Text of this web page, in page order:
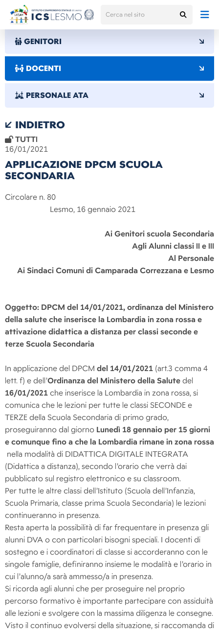
GENITORI
DOCENTI
PERSONALE ATA
INDIETRO
TUTTI
16/01/2021
APPLICAZIONE DPCM SCUOLA
SECONDARIA
Circolare n. 80
Lesmo, 16 gennaio 2021
Ai Genitori scuola Secondaria
Agli Alunni classi II e III
Al Personale
Ai Sindaci Comuni di Camparada Correzzana e Lesmo
Oggetto: DPCM del 14/01/2021, ordinanza del Ministero
della salute che inserisce la Lombardia in zona rossa e
attivazione didattica a distanza per classi seconde e
terze Scuola Secondaria
In applicazione del DPCM del 14/01/2021 (art.3 comma 4
lett. f) e dell’Ordinanza del Ministero della Salute del
16/01/2021 che inserisce la Lombardia in zona rossa, si
comunica che le lezioni per tutte le classi SECONDE e
TERZE della Scuola Secondaria di primo grado,
proseguiranno dal giorno Lunedì 18 gennaio per 15 giorni
e comunque fino a che la Lombardia rimane in zona rossa
nella modalità di DIDATTICA DIGITALE INTEGRATA
(Didattica a distanza), secondo l’orario che verrà dai
pubblicato sul registro elettronico e su classroom.
Per tutte le altre classi dell’Istituto (Scuola dell’Infanzia,
Scuola Primaria, classe prima Scuola Secondaria) le lezioni
continueranno in presenza.
Resta aperta la possibilità di far frequentare in presenza gli
alunni DVA o con particolari bisogni speciali. I docenti di
sostegno e i coordinatori di classe si accorderanno con le
singole famiglie, definiranno insieme le modalità e l’orario in
cui l’alunno/a sarà ammesso/a in presenza.
Si ricorda agli alunni che per proseguire nel proprio
percorso formativo è importante partecipare con assiduità
alle lezioni e svolgere con la massima diligenza le consegne.
Visto il continuo evolversi della situazione, si raccomanda di